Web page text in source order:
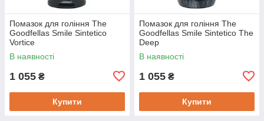
Помазок для гоління The
Goodfellas Smile Sintetico
Vortice
В наявності
1 055 ₴
Купити
Помазок для гоління The
Goodfellas Smile Sintetico The
Deep
В наявності
1 055 ₴
Купити